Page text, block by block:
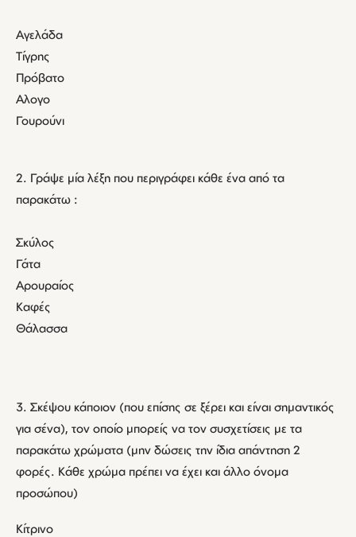
Αγελάδα
Τίγρης
Πρόβατο
Αλογο
Γουρούνι
2. Γράψε μία λέξη που περιγράφει κάθε ένα από τα
παρακάτω :
Σκύλος
Γάτα
Αρουραίος
Καφές
Θάλασσα
3. Σκέψου κάποιον (που επίσης σε ξέρει και είναι σημαντικός
για σένα), τον οποίο μπορείς να τον συσχετίσεις με τα
παρακάτω χρώματα (μην δώσεις την ίδια απάντηση 2
φορές. Κάθε χρώμα πρέπει να έχει και άλλο όνομα
προσώπου)
Κίτρινο